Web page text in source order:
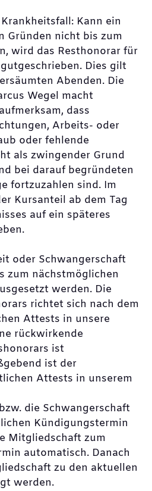
Kann ein
Gründen nicht bis zum
wird das Resthonorar für
Dies gilt
Abenden. Die
Wegel macht
dass
Arbeits- oder
oder fehlende
als zwingender Grund
bei darauf begründeten
fortzuzahlen sind. Im
Kursanteil ab dem Tag
auf ein späteres
oder Schwangerschaft
zum nächstmöglichen
werden. Die
richtet sich nach dem
Attests in unsere
rückwirkende
ist
ist der
Attests in unserem
die Schwangerschaft
Kündigungstermin
Mitgliedschaft zum
automatisch. Danach
zu den aktuellen
werden.